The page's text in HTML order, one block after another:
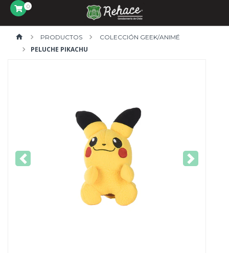
0
PRODUCTOS COLECCIÓN GEEK/ANIMÉ
PELUCHE PIKACHU
Previous Next